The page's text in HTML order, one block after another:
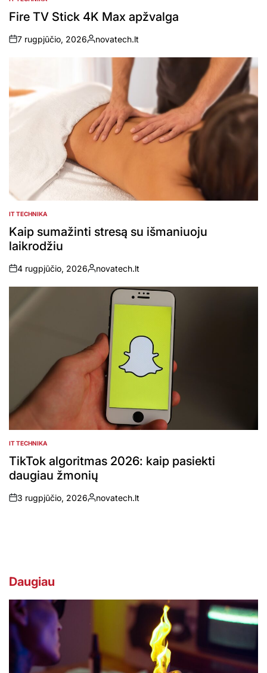
POSTED
IN
Fire TV Stick 4K Max apžvalga
on
7 rugpjūčio, 2026
Posted
by
novatech.lt
POSTED
IN
IT TECHNIKA
Kaip sumažinti stresą su išmaniuoju
laikrodžiu
on
4 rugpjūčio, 2026
Posted
by
novatech.lt
POSTED
IN
IT TECHNIKA
TikTok algoritmas 2026: kaip pasiekti
daugiau žmonių
on
3 rugpjūčio, 2026
Posted
novatech.lt
Daugiau